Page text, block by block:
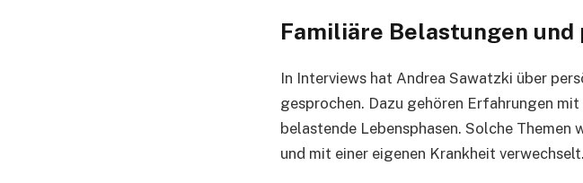
Familiäre Belastungen und
In Interviews hat Andrea Sawatzki über
gesprochen. Dazu gehören Erfahrungen
belastende Lebensphasen. Solche
und mit einer eigenen Krankheit verwechselt.